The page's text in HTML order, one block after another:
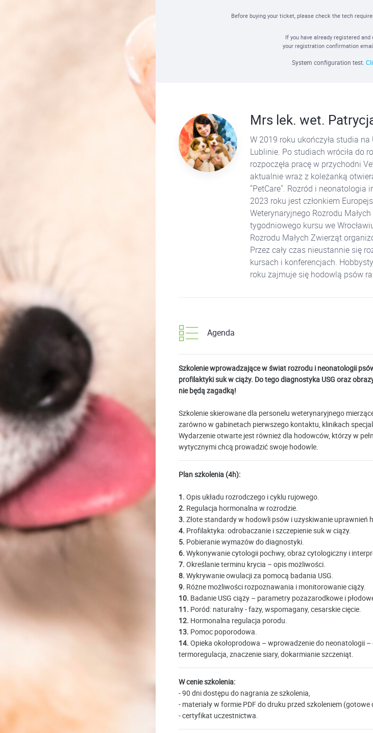
Before buying your ticket, please check the tech
If you have already registered and
your registration confirmation
System configuration test.
Mrs lek. wet.
W 2019 roku ukończyła studia
Lublinie. Po studiach wróciła do
rozpoczęła pracę w przychodni
aktualnie wraz z koleżanką
"PetCare". Rozród i neonatologia
2023 roku jest członkiem
Weterynaryjnego Rozrodu
tygodniowego kursu we
Rozrodu Małych Zwierząt
Przez cały czas nieustannie się
kursach i konferencjach.
roku zajmuje się hodowlą psów
Agenda
Szkolenie wprowadzające w świat rozrodu i neonatologii
profilaktyki suk w ciąży. Do tego diagnostyka USG oraz
nie będą zagadką!
Szkolenie skierowane dla personelu weterynaryjnego
zarówno w gabinetach pierwszego kontaktu, klinikach
Wydarzenie otwarte jest również dla hodowców, którzy w
wytycznymi chcą prowadzić swoje hodowle.
Plan szkolenia (4h):
1. Opis układu rozrodczego i cyklu rujowego.
2. Regulacja hormonalna w rozrodzie.
3. Złote standardy w hodowli psów i uzyskiwanie uprawnień
4. Profilaktyka: odrobaczanie i szczepienie suk w ciąży.
5. Pobieranie wymazów do diagnostyki.
6. Wykonywanie cytologii pochwy, obraz cytologiczny i
7. Określanie terminu krycia – opis możliwości.
8. Wykrywanie owulacji za pomocą badania USG.
9. Różne możliwości rozpoznawania i monitorowanie ciąży.
10. Badanie USG ciąży – parametry pozazarodkowe i
11. Poród: naturalny - fazy, wspomagany, cesarskie cięcie.
12. Hormonalna regulacja porodu.
13. Pomoc poporodowa.
14. Opieka okołoprodowa – wprowadzenie do neonatologii –
termoregulacja, znaczenie siary, dokarmianie szczeniąt.
W cenie szkolenia:
- 90 dni dostępu do nagrania ze szkolenia,
- materiały w formie PDF do druku przed szkoleniem
- certyfikat uczestnictwa.